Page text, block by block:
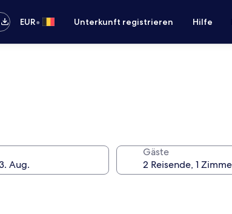
EUR• Unterkunft registrieren Hilfe
Gäste